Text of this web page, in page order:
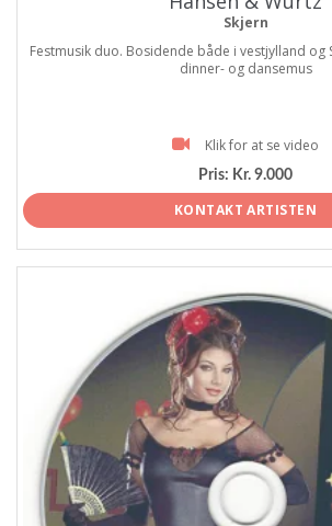
Skjern
Festmusik duo. Bosidende både i vestjylland og
dinner- og dansemus
Klik for at se video
Pris: Kr. 9.000
KONTAKT ARTISTEN